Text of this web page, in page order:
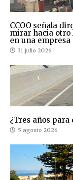
CCOO señala
mirar hacia otro
en una
31 julio 2026
¿Tres años
5 agosto 2026